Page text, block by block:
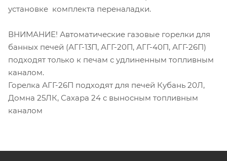
установке комплекта переналадки.
ВНИМАНИЕ! Автоматические газовые горелки для
банных печей (АГГ-13П, АГГ-20П, АГГ-40П, АГГ-26П)
подходят только к печам с удлиненным топливным
каналом.
Горелка АГГ-26П подходят для печей Кубань 20Л,
Домна 25ЛК, Сахара 24 с выносным топливным
каналом